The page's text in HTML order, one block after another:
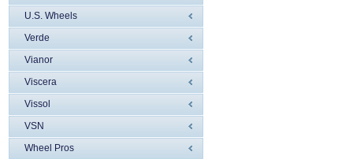
U.S. Wheels
Verde
Vianor
Viscera
Vissol
VSN
Wheel Pros